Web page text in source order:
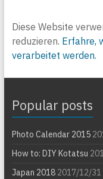
Diese Website
reduzieren. Erfahre,
verarbeitet werden.
Popular posts
Photo Calendar 2015
How to: DIY Kotatsu
Japan 20182017/12/31